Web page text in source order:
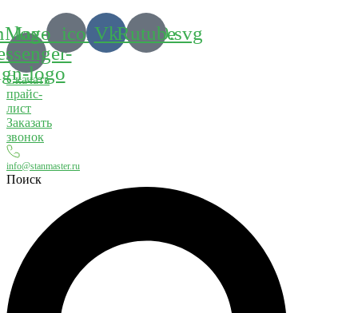
Max-
logo
VkRutube
Скачать
прайс-
лист
Заказать
звонок
info@stanmaster.ru
Поиск